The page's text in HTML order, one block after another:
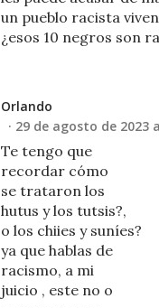
un pueblo racista
¿esos 10 negros son
Orlando
29 de agosto de 2023
Te tengo que
recordar cómo
se trataron los
hutus y los tutsis?,
o los chiies y suníes?
ya que hablas de
racismo, a mi
juicio , este no o